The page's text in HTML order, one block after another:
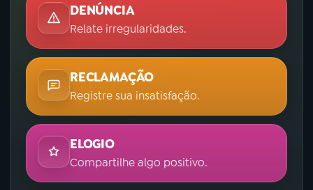
DENÚNCIA
Relate irregularidades.
RECLAMAÇÃO
Registre sua insatisfação.
ELOGIO
Compartilhe algo positivo.